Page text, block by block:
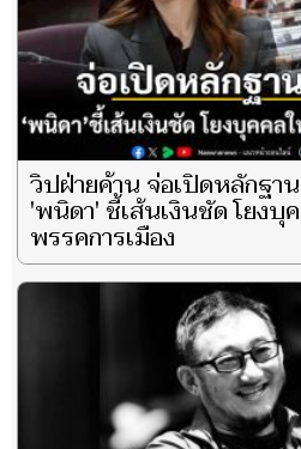
วิปฝ่ายค้าน จ่อเปิดหลักฐา
'พนิดา' ชี้เส้นเงินชัด โยงบุ
พรรคการเมือง